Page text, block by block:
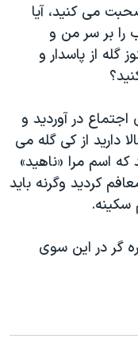
می کنید، آیا
را بر سر من و
از پاسدار و
اجتماع در آوردید و
دارید از کی گله می
اسم مرا «ناهید»
کردید وگرنه باید
گر در این سوی